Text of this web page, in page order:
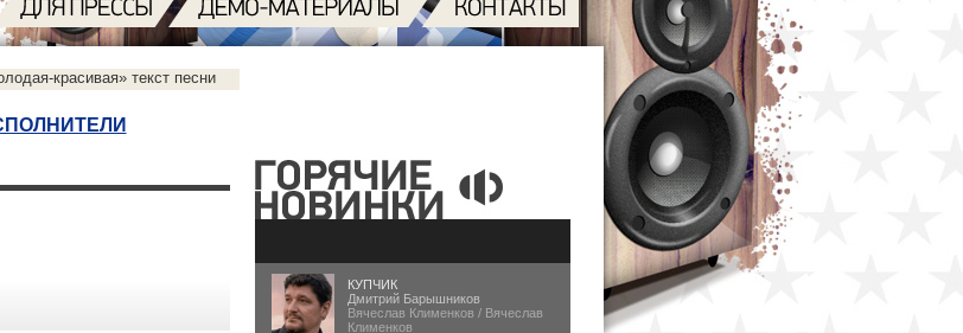
красивая» текст песни
КУПЧИК
Дмитрий Барышников
Вячеслав Клименков / Вячеслав
Клименков